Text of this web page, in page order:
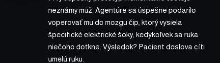
neznámy muž. Agentúre sa úspešne podarilo
voperovať mu do mozgu čip, ktorý vysiela
špecifické elektrické šoky, kedykoľvek sa ruka
niečoho dotkne. Výsledok? Pacient doslova cíti
umelú ruku.